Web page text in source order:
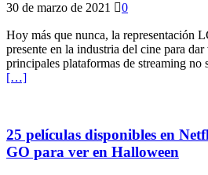
30 de marzo de 2021 0
Hoy más que nunca, la representación
presente en la industria del cine para
principales plataformas de streaming no
[…]
25 películas disponibles en
GO para ver en Halloween